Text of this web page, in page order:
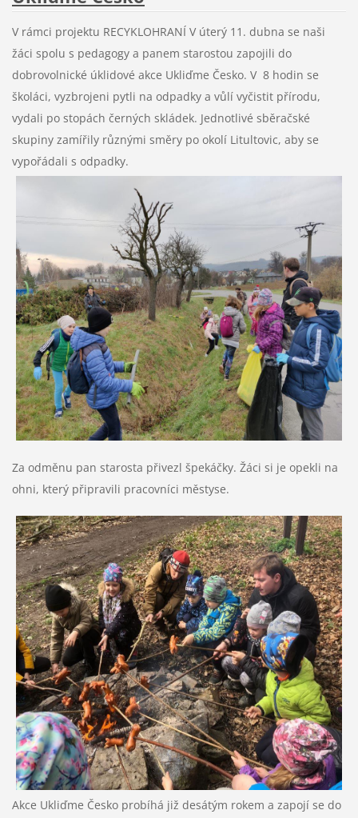
V rámci projektu RECYKLOHRANÍ V úterý 11. dubna se naši
žáci spolu s pedagogy a panem starostou zapojili do
dobrovolnické úklidové akce Ukliďme Česko. V 8 hodin se
školáci, vyzbrojeni pytli na odpadky a vůlí vyčistit přírodu,
vydali po stopách černých skládek. Jednotlivé sběračské
skupiny zamířily různými směry po okolí Litultovic, aby se
vypořádali s odpadky.
Za odměnu pan starosta přivezl špekáčky. Žáci si je opekli na
ohni, který připravili pracovníci městyse.
Akce Ukliďme Česko probíhá již desátým rokem a zapojí se do